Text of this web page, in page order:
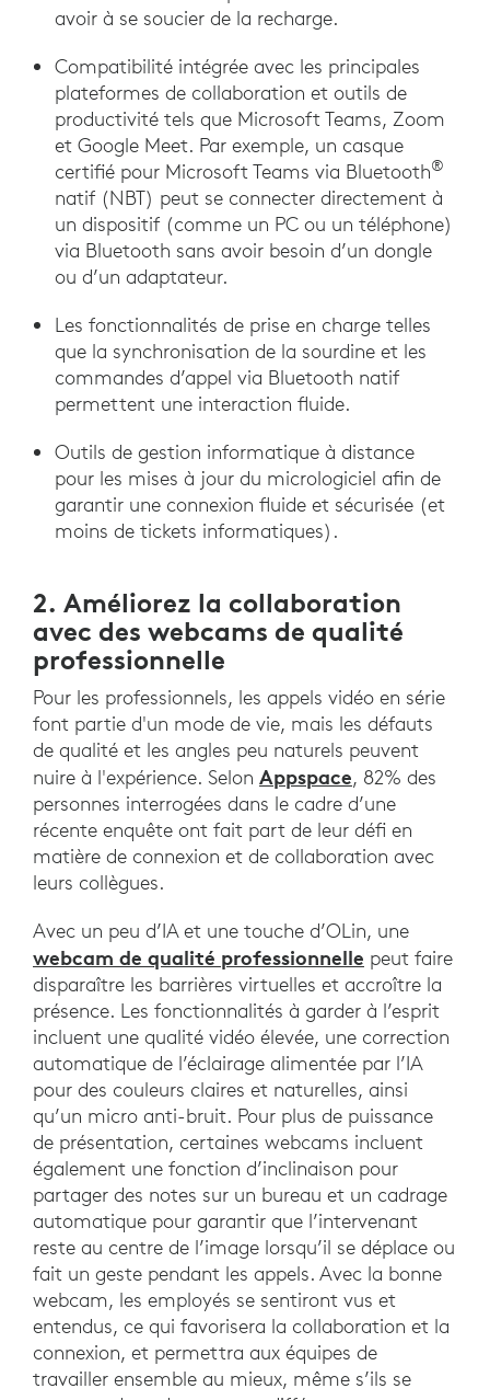
avoir à se soucier de la recharge.
Compatibilité intégrée avec les principales
plateformes de collaboration et outils de
productivité tels que Microsoft Teams, Zoom
et Google Meet. Par exemple, un casque
certifié pour Microsoft Teams via Bluetooth®
natif (NBT) peut se connecter directement à
un dispositif (comme un PC ou un téléphone)
via Bluetooth sans avoir besoin d’un dongle
ou d’un adaptateur.
Les fonctionnalités de prise en charge telles
que la synchronisation de la sourdine et les
commandes d’appel via Bluetooth natif
permettent une interaction fluide.
Outils de gestion informatique à distance
pour les mises à jour du micrologiciel afin de
garantir une connexion fluide et sécurisée (et
moins de tickets informatiques).
2. Améliorez la collaboration
avec des webcams de qualité
professionnelle
Pour les professionnels, les appels vidéo en série
font partie d'un mode de vie, mais les défauts
de qualité et les angles peu naturels peuvent
nuire à l'expérience. Selon Appspace, 82% des
personnes interrogées dans le cadre d’une
récente enquête ont fait part de leur défi en
matière de connexion et de collaboration avec
leurs collègues.
Avec un peu d’IA et une touche d’OLin, une
webcam de qualité professionnelle peut faire
disparaître les barrières virtuelles et accroître la
présence. Les fonctionnalités à garder à l’esprit
incluent une qualité vidéo élevée, une correction
automatique de l’éclairage alimentée par l’IA
pour des couleurs claires et naturelles, ainsi
qu’un micro anti-bruit. Pour plus de puissance
de présentation, certaines webcams incluent
également une fonction d’inclinaison pour
partager des notes sur un bureau et un cadrage
automatique pour garantir que l’intervenant
reste au centre de l’image lorsqu’il se déplace ou
fait un geste pendant les appels. Avec la bonne
webcam, les employés se sentiront vus et
entendus, ce qui favorisera la collaboration et la
connexion, et permettra aux équipes de
travailler ensemble au mieux, même s’ils se